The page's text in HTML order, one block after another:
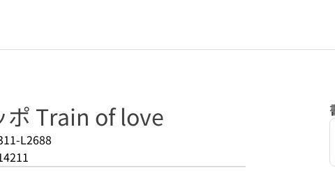
ポ Train of love
L2688